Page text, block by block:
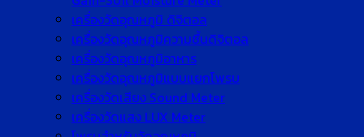
เครื่องวัดอุณหภูมิ ดิจิตอล
เครื่องวัดอุณหภูมิความชื้นดิจิตอล
เครื่องวัดอุณหภูมิอาหาร
เครื่องวัดอุณหภูมิแบบแยกโพรบ
เครื่องวัดเสียง Sound Meter
เครื่องวัดแสง LUX Meter